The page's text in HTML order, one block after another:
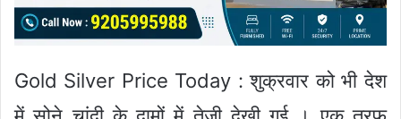
Gold Silver Price Today : शुक्रवार को भी देश